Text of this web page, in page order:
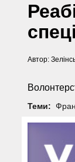
Автор:
Теми: